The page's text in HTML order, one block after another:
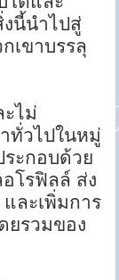
นี้นำไปสู่
เขาบรรลุ
ะไม่
ทั่วไปในหมู่
ระกอบด้วย
โรฟิลล์ ส่ง
ละเพิ่มการ
ยรวมของ